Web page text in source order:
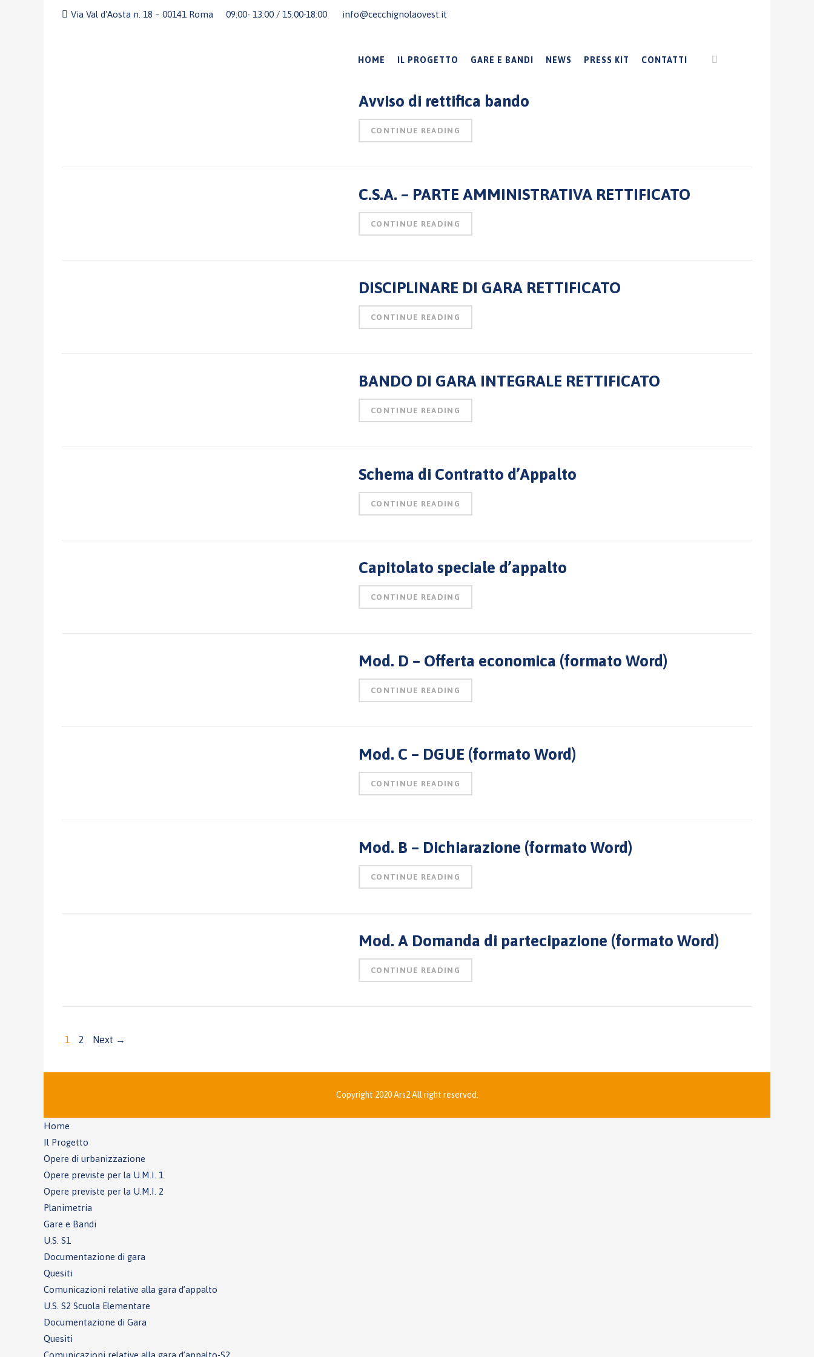
Via Val d'Aosta n. 18 – 00141 Roma 09:00- 13:00 / 15:00-18:00 info@cecchignolaovest.it
HOME IL PROGETTO GARE E BANDI NEWS PRESS KIT CONTATTI
Avviso di rettifica bando
CONTINUE READING
C.S.A. – PARTE AMMINISTRATIVA RETTIFICATO
CONTINUE READING
DISCIPLINARE DI GARA RETTIFICATO
CONTINUE READING
BANDO DI GARA INTEGRALE RETTIFICATO
CONTINUE READING
Schema di Contratto d’Appalto
CONTINUE READING
Capitolato speciale d’appalto
CONTINUE READING
Mod. D – Offerta economica (formato Word)
CONTINUE READING
Mod. C – DGUE (formato Word)
CONTINUE READING
Mod. B – Dichiarazione (formato Word)
CONTINUE READING
Mod. A Domanda di partecipazione (formato Word)
CONTINUE READING
1 2 Next →
Copyright 2020 Ars2 All right reserved.
Home
Il Progetto
Opere di urbanizzazione
Opere previste per la U.M.I. 1
Opere previste per la U.M.I. 2
Planimetria
Gare e Bandi
U.S. S1
Documentazione di gara
Quesiti
Comunicazioni relative alla gara d’appalto
U.S. S2 Scuola Elementare
Documentazione di Gara
Quesiti
Comunicazioni relative alla gara d’appalto-S2